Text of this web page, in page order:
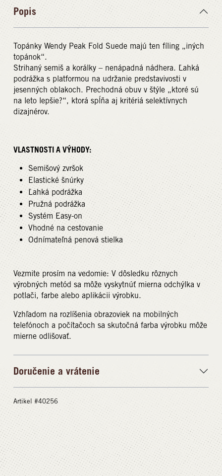
Popis
Topánky Wendy Peak Fold Suede majú ten fíling „iných
topánok“.
Strihaný semiš a korálky – nenápadná nádhera. Ľahká
podrážka s platformou na udržanie predstavivosti v
jesenných oblakoch. Prechodná obuv v štýle „ktoré sú
na leto lepšie?“, ktorá spĺňa aj kritériá selektívnych
dizajnérov.
VLASTNOSTI A VÝHODY:
Semišový zvršok
Elastické šnúrky
Ľahká podrážka
Pružná podrážka
Systém Easy-on
Vhodné na cestovanie
Odnímateľná penová stielka
Vezmite prosím na vedomie: V dôsledku rôznych
výrobných metód sa môže vyskytnúť mierna odchýlka v
potlači, farbe alebo aplikácii výrobku.
Vzhľadom na rozlíšenia obrazoviek na mobilných
telefónoch a počítačoch sa skutočná farba výrobku môže
mierne odlišovať.
Doručenie a vrátenie
Artikel #40256